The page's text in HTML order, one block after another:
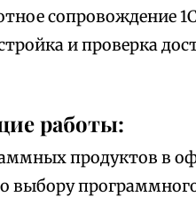
сопровождение
и проверка
работы:
продуктов в
выбору